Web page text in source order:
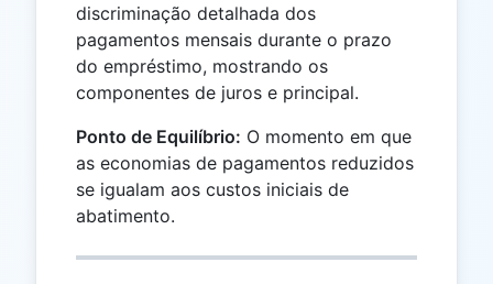
discriminação detalhada dos
pagamentos mensais durante o prazo
do empréstimo, mostrando os
componentes de juros e principal.
Ponto de Equilíbrio: O momento em que
as economias de pagamentos reduzidos
se igualam aos custos iniciais de
abatimento.